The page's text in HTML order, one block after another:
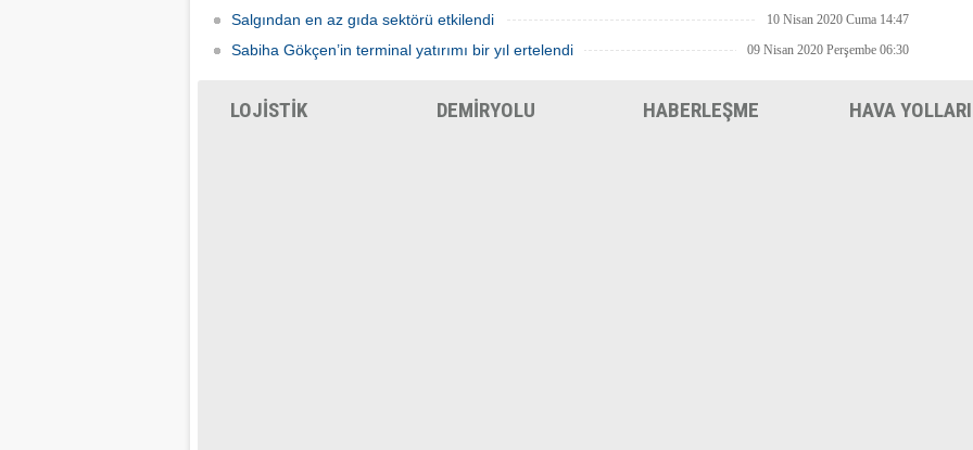
Salgından en az gıda sektörü etkilendi 10 Nisan 2020 Cuma 14:47
Sabiha Gökçen’in terminal yatırımı bir yıl ertelendi 09 Nisan 2020 Perşembe 06:30
LOJİSTİK DEMİRYOLU HABERLEŞME HAVA YOLLARI